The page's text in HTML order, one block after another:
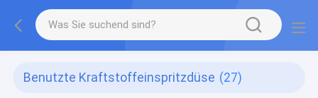
Benutzte Kraftstoffeinspritzdüse (27)